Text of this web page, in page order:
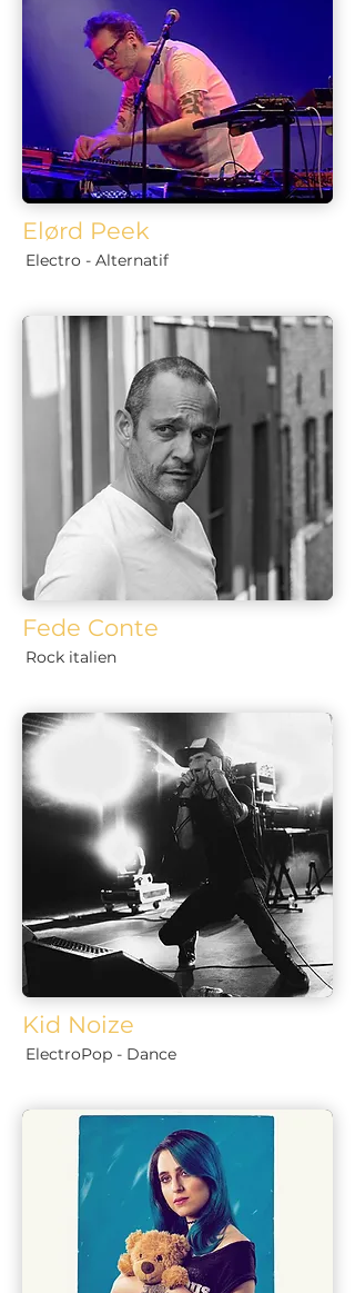
Elørd Peek
Electro - Alternatif
Fede Conte
Rock italien
Kid Noize
ElectroPop - Dance